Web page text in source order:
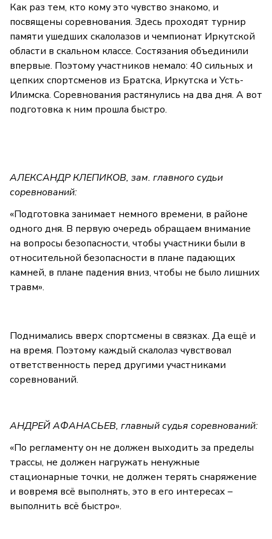
Как раз тем, кто кому это чувство знакомо, и
посвящены соревнования. Здесь проходят турнир
памяти ушедших скалолазов и чемпионат Иркутской
области в скальном классе. Состязания объединили
впервые. Поэтому участников немало: 40 сильных и
цепких спортсменов из Братска, Иркутска и Усть-
Илимска. Соревнования растянулись на два дня. А вот
подготовка к ним прошла быстро.
АЛЕКСАНДР КЛЕПИКОВ, зам. главного судьи
соревнований:
«Подготовка занимает немного времени, в районе
одного дня. В первую очередь обращаем внимание
на вопросы безопасности, чтобы участники были в
относительной безопасности в плане падающих
камней, в плане падения вниз, чтобы не было лишних
травм».
Поднимались вверх спортсмены в связках. Да ещё и
на время. Поэтому каждый скалолаз чувствовал
ответственность перед другими участниками
соревнований.
АНДРЕЙ АФАНАСЬЕВ, главный судья соревнований:
«По регламенту он не должен выходить за пределы
трассы, не должен нагружать ненужные
стационарные точки, не должен терять снаряжение
и вовремя всё выполнять, это в его интересах –
выполнить всё быстро».